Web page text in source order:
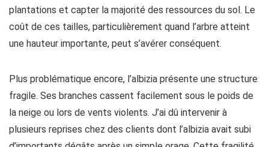
plantations et capter la majorité des ressources du sol. Le
coût de ces tailles, particulièrement quand l’arbre atteint
une hauteur importante, peut s’avérer conséquent.
Plus problématique encore, l’albizia présente une structure
fragile. Ses branches cassent facilement sous le poids de
la neige ou lors de vents violents. J’ai dû intervenir à
plusieurs reprises chez des clients dont l’albizia avait subi